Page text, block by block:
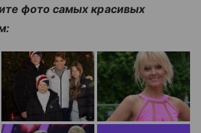
фото самых красивых